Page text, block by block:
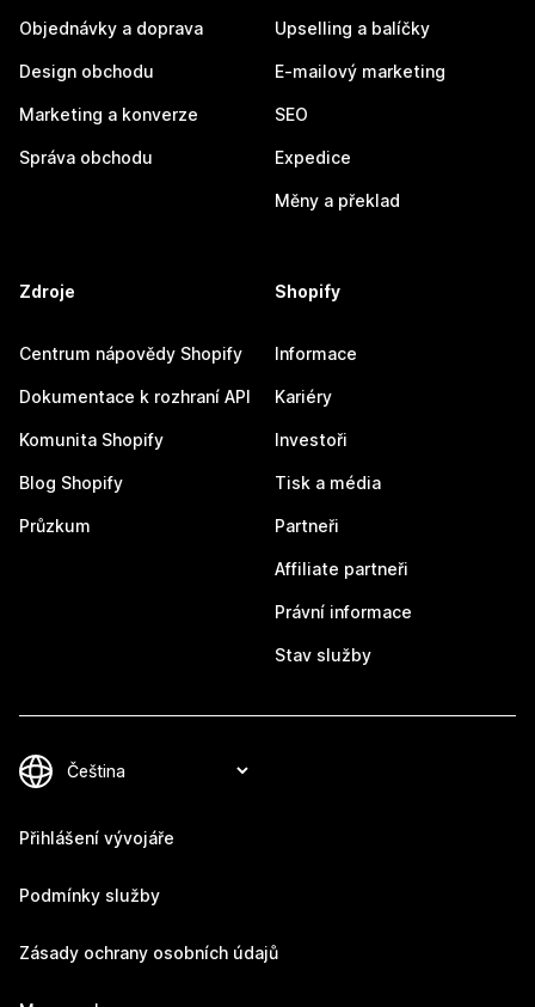
Objednávky a doprava
Design obchodu
Marketing a konverze
Správa obchodu
Upselling a balíčky
E-mailový marketing
SEO
Expedice
Měny a překlad
Zdroje
Centrum nápovědy Shopify
Dokumentace k rozhraní API
Komunita Shopify
Blog Shopify
Průzkum
Shopify
Informace
Kariéry
Investoři
Tisk a média
Partneři
Affiliate partneři
Právní informace
Stav služby
Přihlášení vývojáře
Podmínky služby
Zásady ochrany osobních údajů